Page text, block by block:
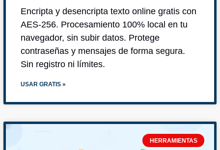
Encripta y desencripta texto online gratis con
AES-256. Procesamiento 100% local en tu
navegador, sin subir datos. Protege
contraseñas y mensajes de forma segura.
Sin registro ni límites.
USAR GRATIS »
HERRAMIENTAS